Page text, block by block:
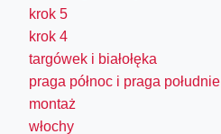
krok 5
krok 4
targówek i białołęka
praga północ i praga południe
montaż
włochy